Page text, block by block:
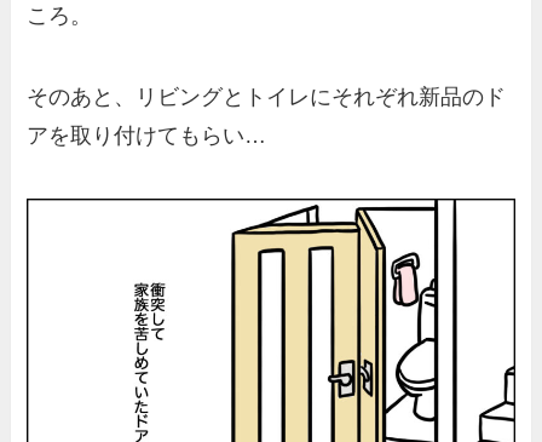
ころ。
そのあと、リビングとトイレにそれぞれ新品のド
アを取り付けてもらい…